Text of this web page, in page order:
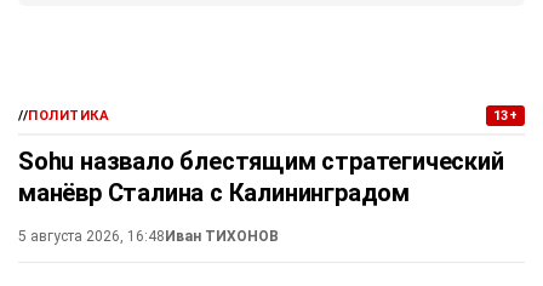
//ПОЛИТИКА 13+
Sohu назвало блестящим стратегический
манёвр Сталина с Калининградом
5 августа 2026, 16:48 Иван ТИХОНОВ